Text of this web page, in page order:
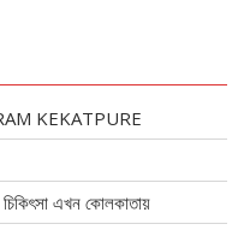
KEKATPURE
এখন কোলকাতায়